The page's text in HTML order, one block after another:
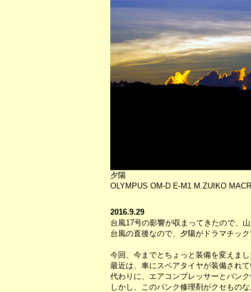
夕陽
OLYMPUS OM-D E-M1 M.ZUIKO
2016.9.29
台風17号の影響が収まってきたので、
台風の直後なので、夕陽がドラマチック
今回、今までとちょっと装備を変えまし
最近は、車にスペアタイヤが装備されて
代わりに、エアコンプレッサーとパンク
しかし、このパンク修理剤がクセものな